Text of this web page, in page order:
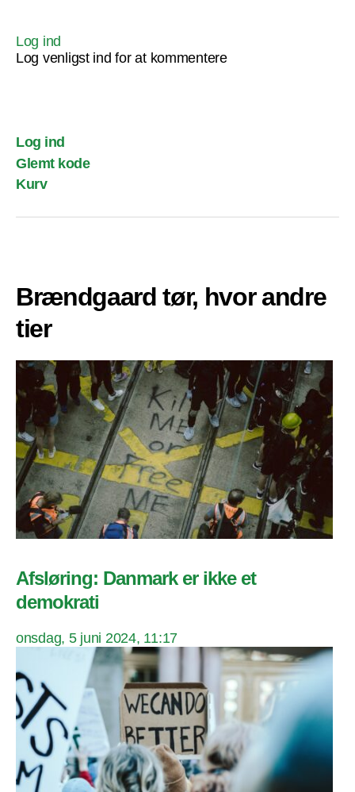
Log ind
Log venligst ind for at kommentere
Log ind
Glemt kode
Kurv
Brændgaard tør, hvor andre
tier
Afsløring: Danmark er ikke et
demokrati
onsdag, 5 juni 2024, 11:17